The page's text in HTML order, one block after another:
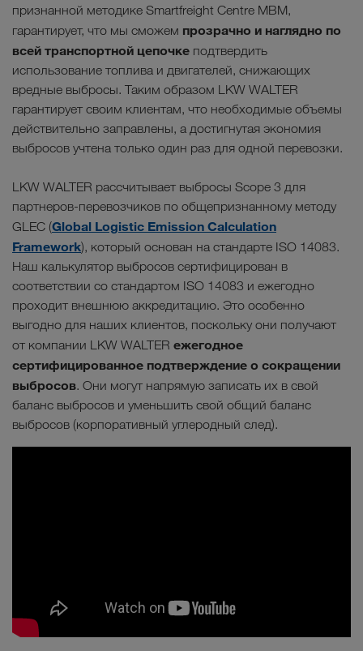
признанной методике Smartfreight Centre MBM,
гарантирует, что мы сможем прозрачно и наглядно по
всей транспортной цепочке подтвердить
использование топлива и двигателей, снижающих
вредные выбросы. Таким образом LKW WALTER
гарантирует своим клиентам, что необходимые объемы
действительно заправлены, а достигнутая экономия
выбросов учтена только один раз для одной перевозки.
LKW WALTER рассчитывает выбросы Scope 3 для
партнеров-перевозчиков по общепризнанному методу
GLEC (Global Logistic Emission Calculation
Framework), который основан на стандарте ISO 14083.
Наш калькулятор выбросов сертифицирован в
соответствии со стандартом ISO 14083 и ежегодно
проходит внешнюю аккредитацию. Это особенно
выгодно для наших клиентов, поскольку они получают
от компании LKW WALTER ежегодное
сертифицированное подтверждение о сокращении
выбросов. Они могут напрямую записать их в свой
баланс выбросов и уменьшить свой общий баланс
выбросов (корпоративный углеродный след).